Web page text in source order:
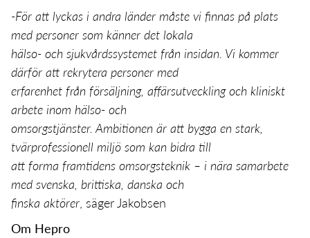
-För att lyckas i andra länder måste vi finnas på plats
med personer som känner det lokala
hälso- och sjukvårdssystemet från insidan. Vi kommer
därför att rekrytera personer med
erfarenhet från försäljning, affärsutveckling och kliniskt
arbete inom hälso- och
omsorgstjänster. Ambitionen är att bygga en stark,
tvärprofessionell miljö som kan bidra till
att forma framtidens omsorgsteknik – i nära samarbete
med svenska, brittiska, danska och
finska aktörer, säger Jakobsen
Om Hepro